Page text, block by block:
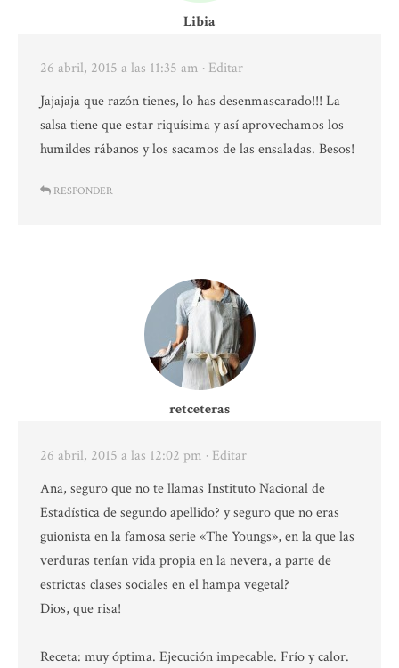
Libia
26 abril, 2015 a las 11:35 am · Editar
Jajajaja que razón tienes, lo has desenmascarado!!! La
salsa tiene que estar riquísima y así aprovechamos los
humildes rábanos y los sacamos de las ensaladas. Besos!
RESPONDER
retceteras
26 abril, 2015 a las 12:02 pm · Editar
Ana, seguro que no te llamas Instituto Nacional de
Estadística de segundo apellido? y seguro que no eras
guionista en la famosa serie «The Youngs», en la que las
verduras tenían vida propia en la nevera, a parte de
estrictas clases sociales en el hampa vegetal?
Dios, que risa!
Receta: muy óptima. Ejecución impecable. Frío y calor.